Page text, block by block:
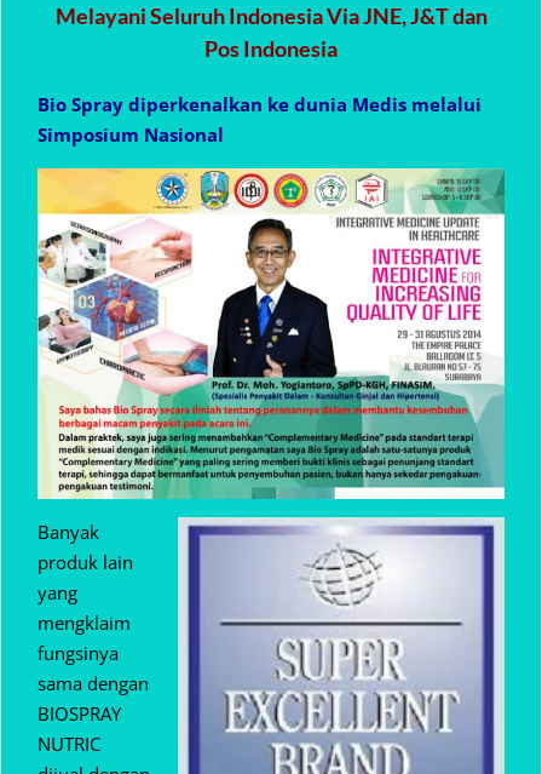
Melayani Seluruh Indonesia Via JNE, J&T dan
Pos Indonesia
Bio Spray diperkenalkan ke dunia Medis melalui
Simposium Nasional
Banyak
produk lain
yang
mengklaim
fungsinya
sama dengan
BIOSPRAY
NUTRIC